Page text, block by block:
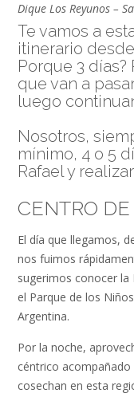
Dique Los Reyunos –
Te vamos a
itinerario
Porque 3
que van a
luego
Nosotros,
mínimo, 4 o 5
Rafael y
CENTRO
El día que llegamos,
nos fuimos
sugerimos conocer la
el Parque de los
Argentina.
Por la noche,
céntrico
cosechan en esta